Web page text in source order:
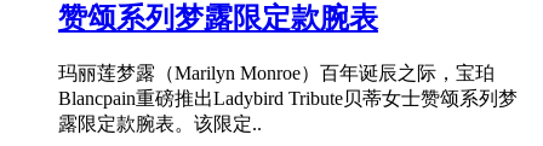
赞颂系列梦露限定款腕表
玛丽莲梦露（Marilyn Monroe）百年诞辰之际，宝珀
Blancpain重磅推出Ladybird Tribute贝蒂女士赞颂系列梦
露限定款腕表。该限定..